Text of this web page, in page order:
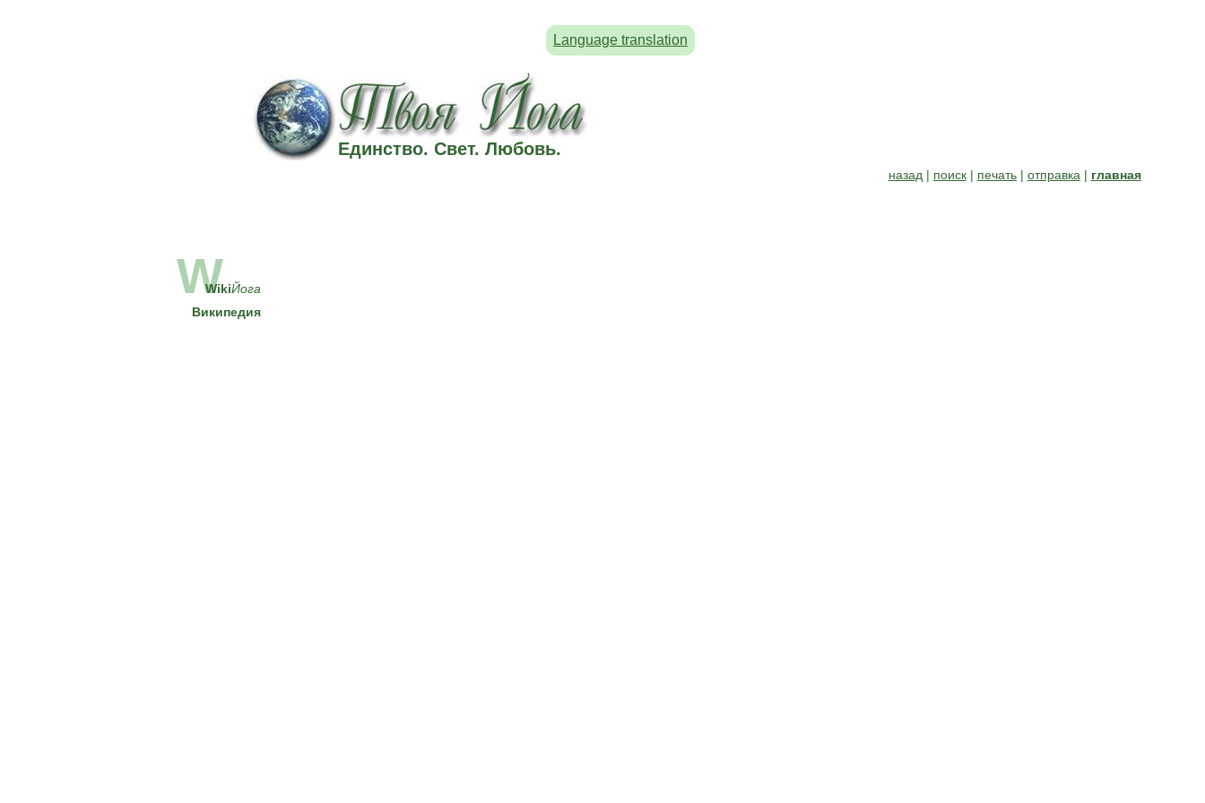
Language translation
Единство. Свет. Любовь.
назад | поиск| печать| отправка | главная
W
WikiЙога
Википедия